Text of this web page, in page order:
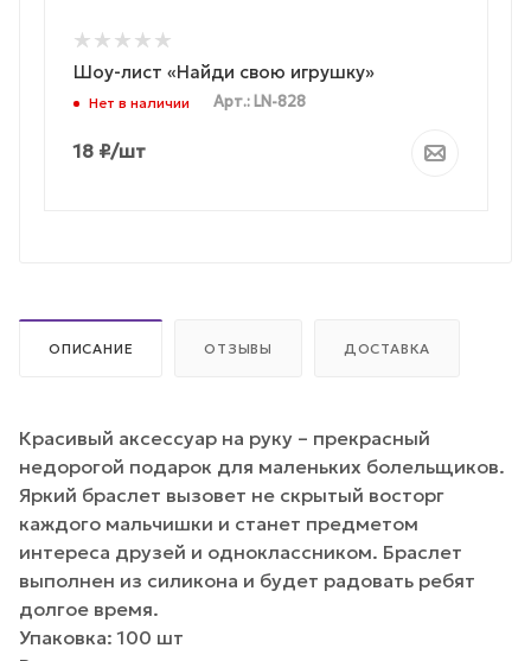
Шоу-лист «Найди свою игрушку»
Нет в наличии Арт.: LN-828
18 ₽/шт
ОПИСАНИЕ ОТЗЫВЫ ДОСТАВКА
Красивый аксессуар на руку – прекрасный
недорогой подарок для маленьких болельщиков.
Яркий браслет вызовет не скрытый восторг
каждого мальчишки и станет предметом
интереса друзей и одноклассником. Браслет
выполнен из силикона и будет радовать ребят
долгое время.
Упаковка: 100 шт